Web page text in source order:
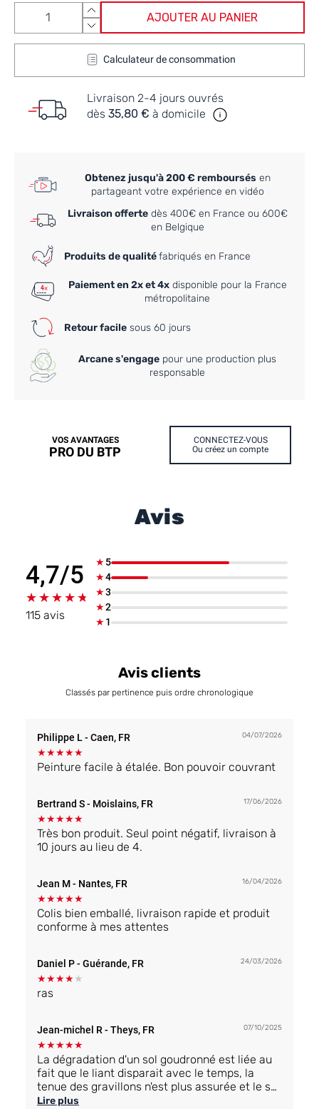
AJOUTER AU PANIER
Calculateur de consommation
Livraison 2-4 jours ouvrés
dès 35,80 € à domicile
Obtenez jusqu'à 200 € remboursés en
partageant votre expérience en vidéo
Livraison offertedès 400€ en France ou 600€
en Belgique
Produits de qualitéfabriqués en France
Paiement en 2x et 4xdisponible pour la France
métropolitaine
Retour facile sous 60 jours
Arcane s'engage pour une production plus
responsable
VOS AVANTAGES
PRO DU BTP
CONNECTEZ-VOUS
Ou créez un compte
Avis
4,7/5
★★★★★
★★★★★
115 avis
★5
★4
★3
★2
★1
Avis clients
Classés par pertinence puis ordre chronologique
Philippe L- Caen, FR 04/07/2026
★★★★★
Peinture facile à étalée. Bon pouvoir couvrant
Bertrand S- Moislains, FR 17/06/2026
★★★★★
Très bon produit. Seul point négatif, livraison à
10 jours au lieu de 4.
Jean M- Nantes, FR 16/04/2026
★★★★★
Colis bien emballé, livraison rapide et produit
conforme à mes attentes
Daniel P- Guérande, FR 24/03/2026
★★★★★
ras
Jean-michel R- Theys, FR 07/10/2025
★★★★★
La dégradation d'un sol goudronné est liée au
fait que le liant disparait avec le temps, la
tenue des gravillons n'est plus assurée et le sol
se dégrade. Résine sol recrée un nouveau lien
Lire plus